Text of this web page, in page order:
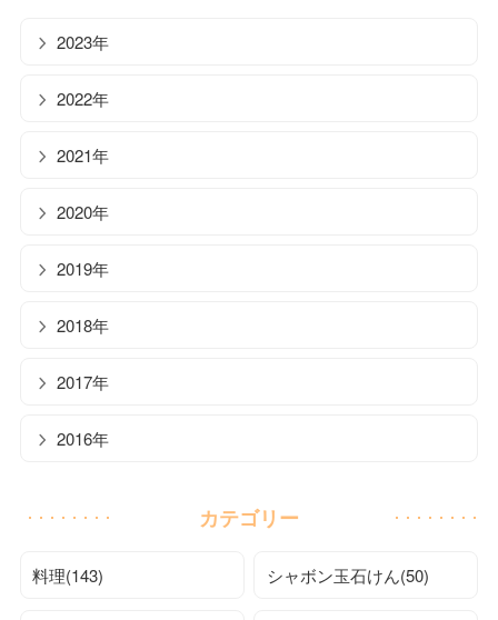
2023年
2022年
2021年
2020年
2019年
2018年
2017年
2016年
カテゴリー
料理(143) シャボン玉石けん(50)